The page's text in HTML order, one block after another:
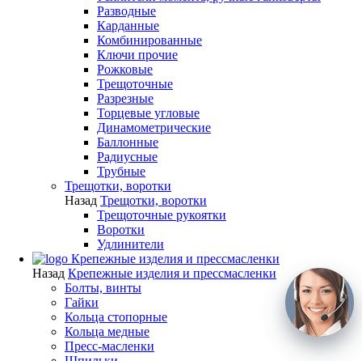
Разводные
Карданные
Комбинированные
Ключи прочие
Рожковые
Трещоточные
Разрезные
Торцевые угловые
Динамометрические
Баллонные
Радиусные
Трубные
Трещотки, воротки
Назад Трещотки, воротки
Трещоточные рукоятки
Воротки
Удлинители
Крепежные изделия и прессмасленки
Назад Крепежные изделия и прессмасленки
Болты, винты
Гайки
Кольца стопорные
Кольца медные
Пресс-масленки